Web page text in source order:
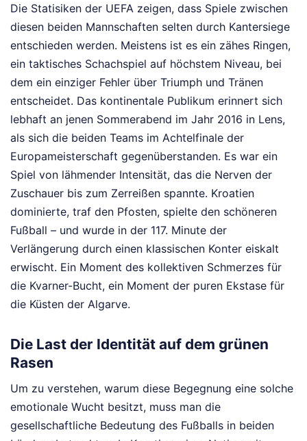
Die Statisiken der UEFA zeigen, dass Spiele zwischen
diesen beiden Mannschaften selten durch Kantersiege
entschieden werden. Meistens ist es ein zähes Ringen,
ein taktisches Schachspiel auf höchstem Niveau, bei
dem ein einziger Fehler über Triumph und Tränen
entscheidet. Das kontinentale Publikum erinnert sich
lebhaft an jenen Sommerabend im Jahr 2016 in Lens,
als sich die beiden Teams im Achtelfinale der
Europameisterschaft gegenüberstanden. Es war ein
Spiel von lähmender Intensität, das die Nerven der
Zuschauer bis zum Zerreißen spannte. Kroatien
dominierte, traf den Pfosten, spielte den schöneren
Fußball – und wurde in der 117. Minute der
Verlängerung durch einen klassischen Konter eiskalt
erwischt. Ein Moment des kollektiven Schmerzes für
die Kvarner-Bucht, ein Moment der puren Ekstase für
die Küsten der Algarve.
Die Last der Identität auf dem grünen
Rasen
Um zu verstehen, warum diese Begegnung eine solche
emotionale Wucht besitzt, muss man die
gesellschaftliche Bedeutung des Fußballs in beiden